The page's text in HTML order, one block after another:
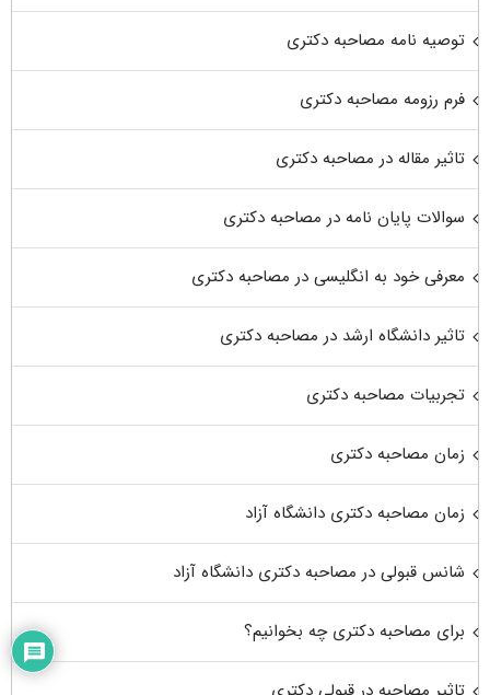
توصیه نامه مصاحبه دکتری
فرم رزومه مصاحبه دکتری
تاثیر مقاله در مصاحبه دکتری
سوالات پایان نامه در مصاحبه دکتری
معرفی خود به انگلیسی در مصاحبه دکتری
تاثیر دانشگاه ارشد در مصاحبه دکتری
تجربیات مصاحبه دکتری
زمان مصاحبه دکتری
زمان مصاحبه دکتری دانشگاه آزاد
شانس قبولی در مصاحبه دکتری دانشگاه آزاد
برای مصاحبه دکتری چه بخوانیم؟